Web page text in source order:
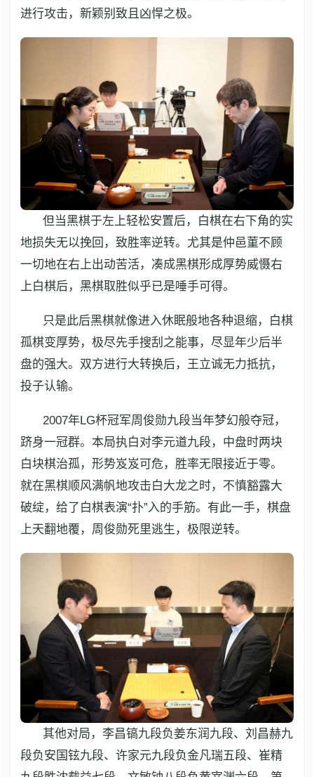
进行攻击，新颖别致且凶悍之极。
但当黑棋于左上轻松安置后，白棋在右下角的实
地损失无以挽回，致胜率逆转。尤其是仲邑菫不顾
一切地在右上出动苦活，凑成黑棋形成厚势威慑右
上白棋后，黑棋取胜似乎已是唾手可得。
只是此后黑棋就像进入休眠般地各种退缩，白棋
孤棋变厚势，极尽先手搜刮之能事，尽显年少后半
盘的强大。双方进行大转换后，王立诚无力抵抗，
投子认输。
2007年LG杯冠军周俊勋九段当年梦幻般夺冠，
跻身一冠群。本局执白对李元道九段，中盘时两块
白块棋治孤，形势岌岌可危，胜率无限接近于零。
就在黑棋顺风满帆地攻击白大龙之时，不慎豁露大
破绽，给了白棋表演“扑”入的手筋。有此一手，棋盘
上天翻地覆，周俊勋死里逃生，极限逆转。
其他对局，李昌镐九段负姜东润九段、刘昌赫九
段负安国铉九段、许家元九段负金凡瑞五段、崔精